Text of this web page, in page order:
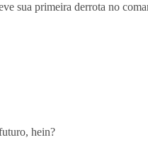
sua primeira derrota no
hein?